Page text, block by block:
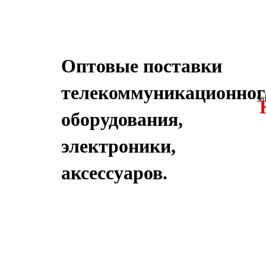
Оптовые поставки
оборудования,
электроники,
аксессуаров.